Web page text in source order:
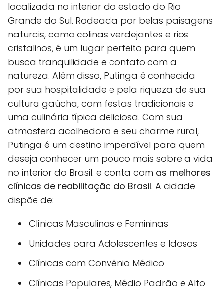
localizada no interior do estado do Rio
Grande do Sul. Rodeada por belas paisagens
naturais, como colinas verdejantes e rios
cristalinos, é um lugar perfeito para quem
busca tranquilidade e contato com a
natureza. Além disso, Putinga é conhecida
por sua hospitalidade e pela riqueza de sua
cultura gaúcha, com festas tradicionais e
uma culinária típica deliciosa. Com sua
atmosfera acolhedora e seu charme rural,
Putinga é um destino imperdível para quem
deseja conhecer um pouco mais sobre a vida
no interior do Brasil. e conta com as melhores
clínicas de reabilitação do Brasil. A cidade
dispõe de:
Clínicas Masculinas e Femininas
Unidades para Adolescentes e Idosos
Clínicas com Convênio Médico
Clínicas Populares, Médio Padrão e Alto